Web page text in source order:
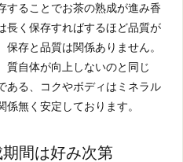
することでお茶の熟成が進み香
長く保存すればするほど品質が
保存と品質は関係ありません。
質自体が向上しないのと同じ
ある、コクやボディはミネラル
無く安定しております。
間は好み次第